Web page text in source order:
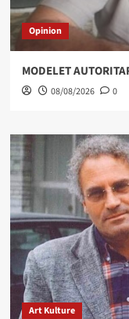
Opinion
MODELET
08/08/2026 0
Art Kulture